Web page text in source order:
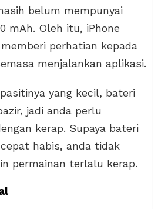
belum mempunyai
mAh. Oleh itu, iPhone
perhatian kepada
menjalankan aplikasi.
yang kecil, bateri
jadi anda perlu
kerap. Supaya bateri
habis, anda tidak
permainan terlalu kerap.